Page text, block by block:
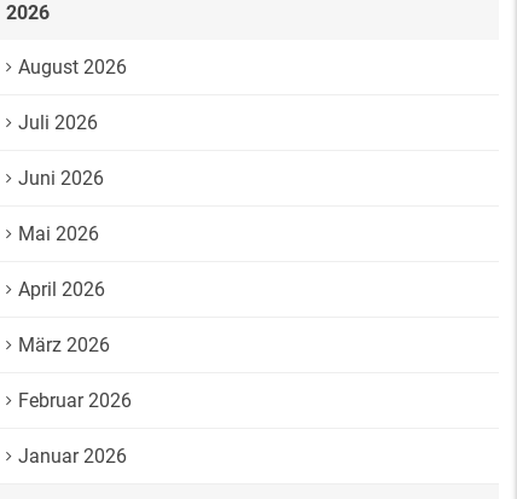
2026
August 2026
Juli 2026
Juni 2026
Mai 2026
April 2026
März 2026
Februar 2026
Januar 2026